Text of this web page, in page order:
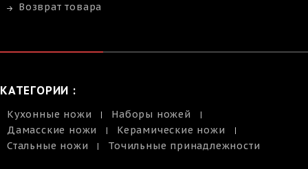
Возврат товара
КАТЕГОРИИ :
Кухонные ножи
Наборы ножей
Дамасские ножи
Керамические ножи
Стальные ножи
Точильные принадлежности